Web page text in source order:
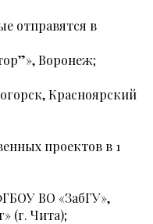
отправятся в
Воронеж;
Красноярский
проектов в 1
ВО «ЗабГУ»,
(г. Чита);